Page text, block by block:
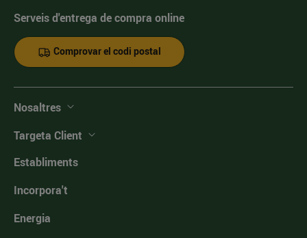
Serveis d'entrega de compra online
Comprovar el codi postal
Nosaltres
Targeta Client
Establiments
Incorpora't
Energia